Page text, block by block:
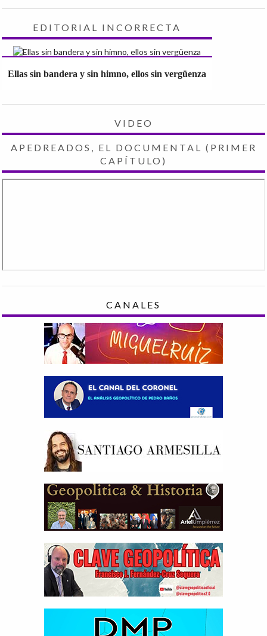
EDITORIAL INCORRECTA
Ellas sin bandera y sin himno, ellos sin vergüenza
VIDEO
APEDREADOS, EL DOCUMENTAL (PRIMER
CAPÍTULO)
CANALES